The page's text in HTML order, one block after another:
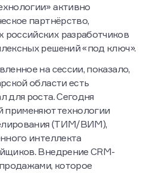
активно
партнёрство,
разработчиков
решений «под ключ».
на сессии, показало,
области есть
для роста. Сегодня
применяют технологии
(ТИМ/ВИМ),
интеллекта
Внедрение CRM-
которое